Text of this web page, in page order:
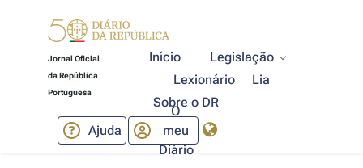
Jornal Oficial
da República
Portuguesa
Início
Legislação
Lexionário
Lia
Sobre o DR
Ajuda
O
meu
Diário